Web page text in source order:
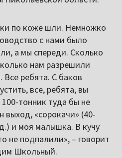
по коже шли. Немножко
с нами было
а мы спереди. Сколько
нам разрешили
Все ребята. С баков
все, ребята, вы
тонник туда бы не
«сорокачи» (40-
и моя малышка. В кучу
не подпалили», – говорит
Школьный.